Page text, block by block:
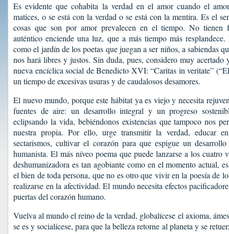
Es evidente que cohabita la verdad en el amor cuando el
matices, o se está con la verdad o se está con la mentira. Es el
cosas que son por amor prevalecen en el tiempo. No tienen
auténtico enciende una luz, que a más tiempo más
como el jardín de los poetas que juegan a ser niños, a sabiendas
nos hará libres y justos. Sin duda, pues, considero muy
nueva encíclica social de Benedicto XVI: “Caritas in veritate”
un tiempo de excesivas usuras y de caudalosos desamores.
El nuevo mundo, porque este hábitat ya es viejo y necesita
fuentes de aire: un desarrollo integral y un progreso
eclipsando la vida, bebiéndonos existencias que tampoco nos
nuestra propia. Por ello, urge transmitir la verdad, educar
sectarismos, cultivar el corazón para que espigue un
humanista. El más níveo poema que puede lanzarse a los cuatro
deshumanizadora es tan agobiante como en el momento actual,
el bien de toda persona, que no es otro que vivir en la poesía de
realizarse en la afectividad. El mundo necesita efectos
puertas del corazón humano.
Vuelva al mundo el reino de la verdad, globalícese el axioma,
se es y socialícese, para que la belleza retorne al planeta y se